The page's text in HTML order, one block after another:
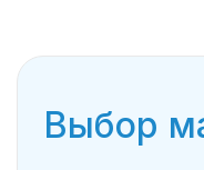
Выбор